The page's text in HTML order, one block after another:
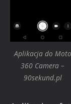
Aplikacja do Moto
360 Camera –
90sekund.pl